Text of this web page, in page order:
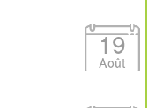
19
Août